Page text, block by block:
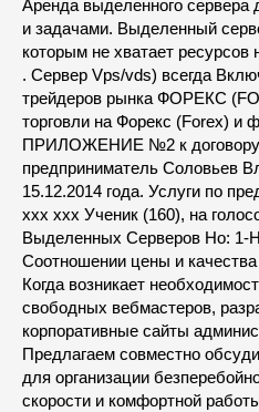
Аренда выделенного сервера
и задачами. Выделенный
которым не хватает ресурсов
. Сервер Vps/vds) всегда
трейдеров рынка ФОРЕКС
торговли на Форекс (Forex) и
ПРИЛОЖЕНИЕ №2 к договору
предприниматель Соловьев
15.12.2014 года. Услуги по
xxx xxx Ученик (160), на
Выделенных Серверов Но: 1-
Соотношении цены и качества
Когда возникает
свободных вебмастеров,
корпоративные сайты
Предлагаем совместно
для организации
скорости и комфортной